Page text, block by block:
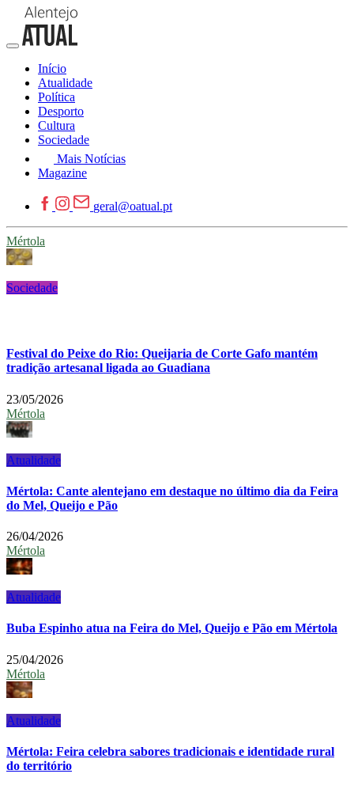
Início
Atualidade
Política
Desporto
Cultura
Sociedade
Mais Notícias
Magazine
geral@oatual.pt
Mértola
Sociedade
Festival do Peixe do Rio: Queijaria de Corte Gafo mantém
tradição artesanal ligada ao Guadiana
23/05/2026
Mértola
Atualidade
Mértola: Cante alentejano em destaque no último dia da Feira
do Mel, Queijo e Pão
26/04/2026
Mértola
Atualidade
Buba Espinho atua na Feira do Mel, Queijo e Pão em Mértola
25/04/2026
Mértola
Atualidade
Mértola: Feira celebra sabores tradicionais e identidade rural
do território